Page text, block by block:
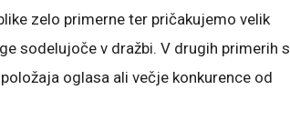
zelo primerne ter pričakujemo velik
sodelujoče v dražbi. V drugih primerih
oglasa ali večje konkurence od